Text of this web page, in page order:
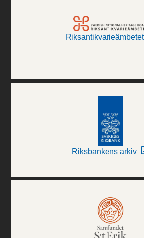
Riksantikvarieämbetet
Riksbankens arkiv